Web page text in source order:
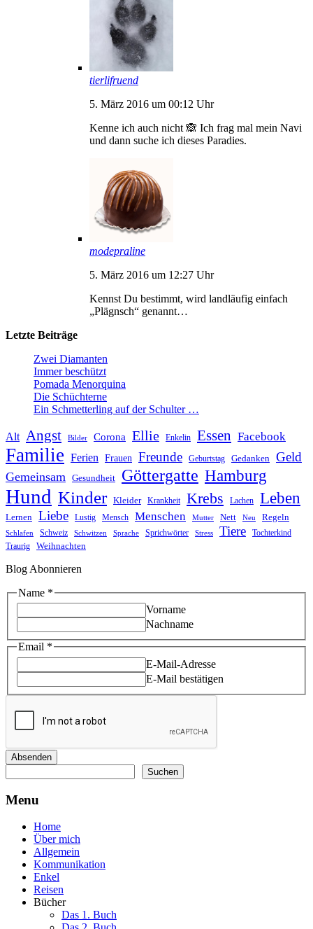
tierlifruend
5. März 2016 um 00:12 Uhr
Kenne ich auch nicht 🙈 Ich frag mal mein Navi
und dann suche ich dieses Paradies.
modepraline
5. März 2016 um 12:27 Uhr
Kennst Du bestimmt, wird landläufig einfach
„Plägnsch“ genannt…
Letzte Beiträge
Zwei Diamanten
Immer beschützt
Pomada Menorquina
Die Schüchterne
Ein Schmetterling auf der Schulter …
Alt Angst Bilder Corona Ellie Enkelin Essen Facebook
Familie Ferien Frauen Freunde Geburtstag Gedanken Geld
Gemeinsam Gesundheit Göttergatte Hamburg
Hund Kinder Kleider Krankheit Krebs Lachen Leben
Lernen Liebe Lustig Mensch Menschen Mutter Nett Neu Regeln
Schlafen Schweiz Schwitzen Sprache Sprichwörter Stress Tiere Tochterkind
Traurig Weihnachten
Blog Abonnieren
Name *
Vorname
Nachname
Name
Email
Email *
E-Mail-Adresse
E-Mail bestätigen
Absenden
Suchen
Menu
Home
Über mich
Allgemein
Kommunikation
Enkel
Reisen
Bücher
Das 1. Buch